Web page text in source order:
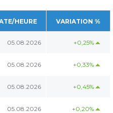
HEURE VARIATION %
05.08.2026 +0,25%
05.08.2026 +0,33%
05.08.2026 +0,45%
05.08.2026 +0,20%